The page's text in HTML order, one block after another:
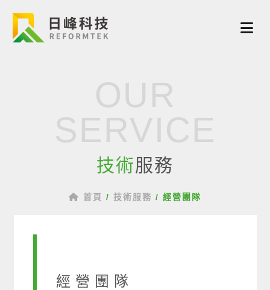
OUR
SERVICE
技術服務
首頁 / 技術服務 / 經營團隊
經營團隊